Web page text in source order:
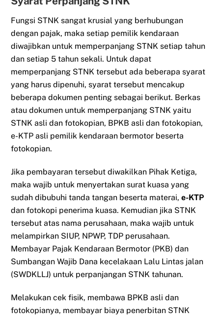
Fungsi STNK sangat krusial yang berhubungan
dengan pajak, maka setiap pemilik kendaraan
diwajibkan untuk memperpanjang STNK setiap tahun
dan setiap 5 tahun sekali. Untuk dapat
memperpanjang STNK tersebut ada beberapa syarat
yang harus dipenuhi, syarat tersebut mencakup
beberapa dokumen penting sebagai berikut. Berkas
atau dokumen untuk memperpanjang STNK yaitu
STNK asli dan fotokopian, BPKB asli dan fotokopian,
e-KTP asli pemilik kendaraan bermotor beserta
fotokopian.
Jika pembayaran tersebut diwakilkan Pihak Ketiga,
maka wajib untuk menyertakan surat kuasa yang
sudah dibubuhi tanda tangan beserta materai,e-KTP
dan fotokopi penerima kuasa. Kemudian jika STNK
tersebut atas nama perusahaan, maka wajib untuk
melampirkan SIUP, NPWP, TDP perusahaan.
Membayar Pajak Kendaraan Bermotor (PKB) dan
Sumbangan Wajib Dana kecelakaan Lalu Lintas jalan
(SWDKLLJ) untuk perpanjangan STNK tahunan.
Melakukan cek fisik, membawa BPKB asli dan
fotokopianya, membayar biaya penerbitan STNK